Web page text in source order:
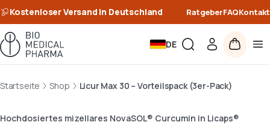
Kostenloser Versand in Deutschland RatgeberFAQKontakt
DE
Startseite Shop Licur Max 30 – Vorteilspack (3er-Pack)
Hochdosiertes mizellares NovaSOL® Curcumin in Licaps®